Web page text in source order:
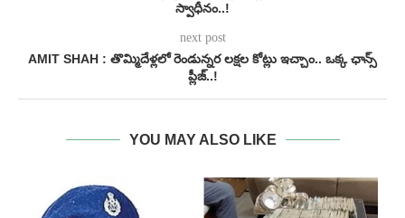
స్వాధీనం..!
next post
AMIT SHAH : తొమ్మిదేళ్లలో రెండున్నర లక్షల కోట్లు ఇచ్చాం.. ఒక్క ఛాన్స్
ప్లీజ్..!
YOU MAY ALSO LIKE